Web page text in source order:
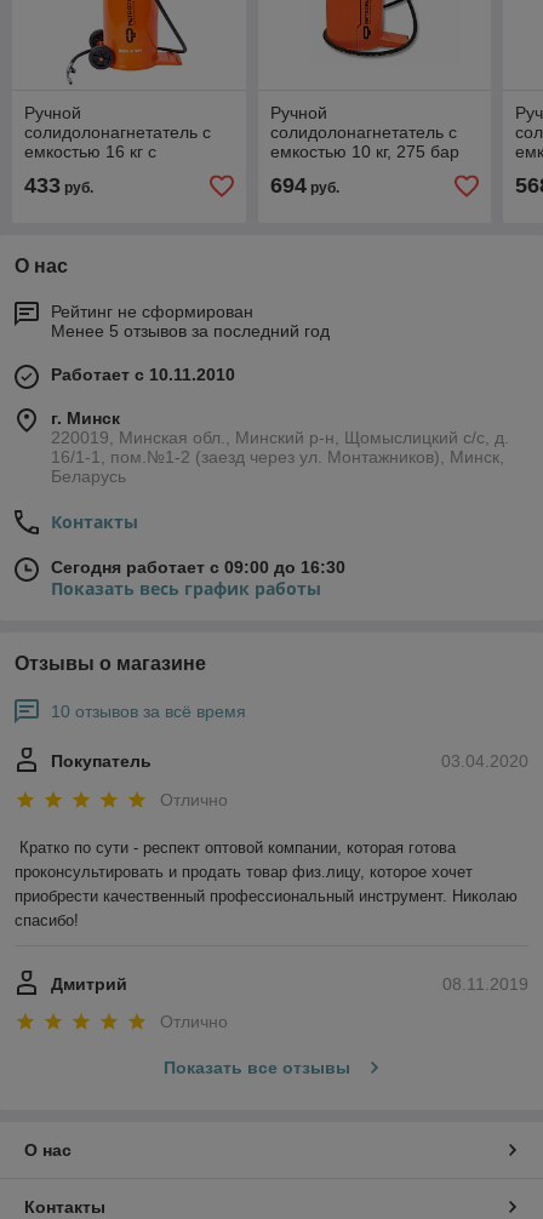
Ручной
солидолонагнетатель с
емкостью 16 кг с
базовая версия
433 руб.
Ручной
солидолонагнетатель с
емкостью 10 кг, 275 бар
694руб.
О нас
Рейтинг не сформирован
Менее 5 отзывов за последний год
Работает с 10.11.2010
г. Минск
220019, Минская обл., Минский р-н, Щомыслицкий с/с, д.
16/1-1, пом.№1-2 (заезд через ул. Монтажников), Минск,
Беларусь
Контакты
Сегодня работает с 09:00 до 16:30
Показать весь график работы
Отзывы о магазине
10 отзывов за всё время
03.04.2020
Покупатель
Отлично
Кратко по сути - респект оптовой компании, которая готова
проконсультировать и продать товар физ.лицу, которое хочет
приобрести качественный профессиональный инструмент. Николаю
спасибо!
08.11.2019
Дмитрий
Отлично
Показать все отзывы
О нас
Контакты